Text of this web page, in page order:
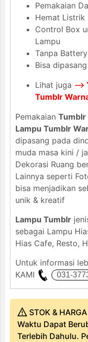
Pemakaian
Hemat Listrik
Control Box
Lampu
Tanpa
Bisa
Lihat juga -->
Tumblr
Pemakaian Tumblr
Lampu Tumblr
dipasang pada
muda masa kini /
Dekorasi Ruang
Lainnya seperti
bisa menjadikan
unik & kreatif
Lampu Tumblr
sebagai Lampu
Hias Cafe, Resto,
Untuk informasi
KAMI
STOK &
Waktu Dapat
Terlebih Dahulu.